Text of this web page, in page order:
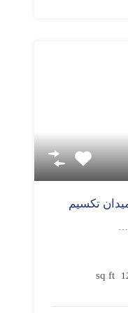
تکسیم
sq ft